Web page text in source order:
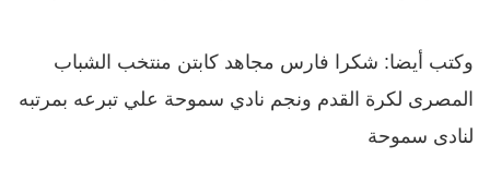
وكتب أيضا: شكرا فارس مجاهد كابتن منتخب الشباب
المصرى لكرة القدم ونجم نادي سموحة علي تبرعه بمرتبه
لنادى سموحة